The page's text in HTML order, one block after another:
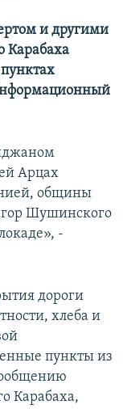
и другими
Карабаха
Арцах
общины
Шушинского
-
дороги
хлеба и
пункты из
Карабаха,